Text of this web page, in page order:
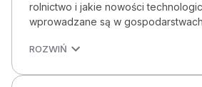
rolnictwo i jakie nowości
wprowadzane są w
ROZWIŃ